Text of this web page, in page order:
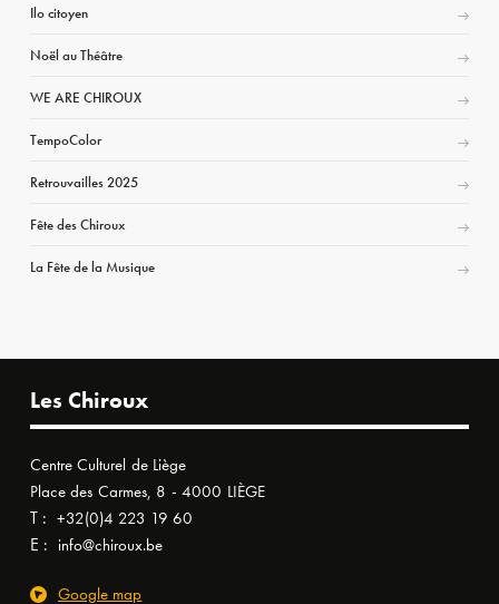
Ilo citoyen
Noël au Théâtre
WE ARE CHIROUX
TempoColor
Retrouvailles 2025
Fête des Chiroux
La Fête de la Musique
Les Chiroux
Centre Culturel de Liège
Place des Carmes, 8 - 4000 LIÈGE
T : +32(0)4 223 19 60
E : info@chiroux.be
Google map